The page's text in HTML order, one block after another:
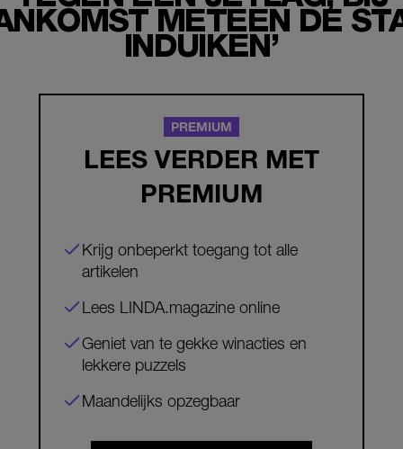
METEEN DE
INDUIKEN’
PREMIUM
LEES VERDER MET
PREMIUM
Krijg onbeperkt toegang tot alle
artikelen
Lees LINDA.magazine online
Geniet van te gekke winacties en
lekkere puzzels
Maandelijks opzegbaar